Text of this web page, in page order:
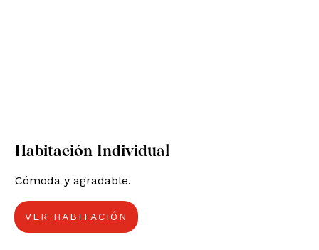
Habitación Individual
Cómoda y agradable.
VER HABITACIÓN